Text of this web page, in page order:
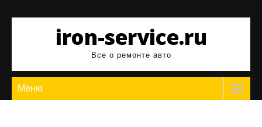
содержимомуiron-service.ru
Все о ремонте авто
Меню